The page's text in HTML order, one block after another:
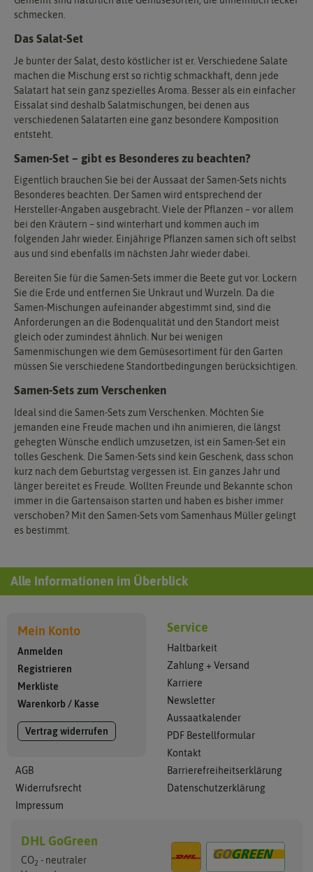
schmecken.
Das Salat-Set
Je bunter der Salat, desto köstlicher ist er. Verschiedene Salate
machen die Mischung erst so richtig schmackhaft, denn jede
Salatart hat sein ganz spezielles Aroma. Besser als ein einfacher
Eissalat sind deshalb Salatmischungen, bei denen aus
verschiedenen Salatarten eine ganz besondere Komposition
entsteht.
Samen-Set – gibt es Besonderes zu beachten?
Eigentlich brauchen Sie bei der Aussaat der Samen-Sets nichts
Besonderes beachten. Der Samen wird entsprechend der
Hersteller-Angaben ausgebracht. Viele der Pflanzen – vor allem
bei den Kräutern – sind winterhart und kommen auch im
folgenden Jahr wieder. Einjährige Pflanzen samen sich oft selbst
aus und sind ebenfalls im nächsten Jahr wieder dabei.
Bereiten Sie für die Samen-Sets immer die Beete gut vor. Lockern
Sie die Erde und entfernen Sie Unkraut und Wurzeln. Da die
Samen-Mischungen aufeinander abgestimmt sind, sind die
Anforderungen an die Bodenqualität und den Standort meist
gleich oder zumindest ähnlich. Nur bei wenigen
Samenmischungen wie dem Gemüsesortiment für den Garten
müssen Sie verschiedene Standortbedingungen berücksichtigen.
Samen-Sets zum Verschenken
Ideal sind die Samen-Sets zum Verschenken. Möchten Sie
jemanden eine Freude machen und ihn animieren, die längst
gehegten Wünsche endlich umzusetzen, ist ein Samen-Set ein
tolles Geschenk. Die Samen-Sets sind kein Geschenk, dass schon
kurz nach dem Geburtstag vergessen ist. Ein ganzes Jahr und
länger bereitet es Freude. Wollten Freunde und Bekannte schon
immer in die Gartensaison starten und haben es bisher immer
verschoben? Mit den Samen-Sets vom Samenhaus Müller gelingt
es bestimmt.
Alle Informationen im Überblick
Mein Konto
Anmelden
Registrieren
Merkliste
Warenkorb / Kasse
Vertrag widerrufen
AGB
Widerrufsrecht
Impressum
Service
Haltbarkeit
Zahlung + Versand
Karriere
Newsletter
Aussaatkalender
PDF Bestellformular
Kontakt
Barrierefreiheitserklärung
Datenschutzerklärung
DHL GoGreen
CO2 - neutraler